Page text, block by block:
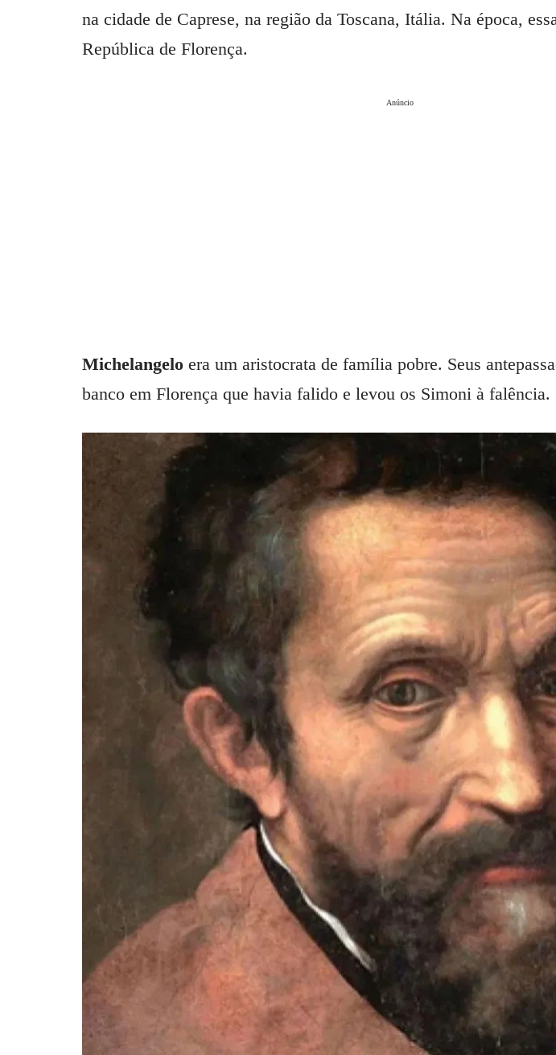
na cidade de Caprese, na região da Toscana, Itália. Na época,
República de Florença.
Anúncio
Michelangelo era um aristocrata de família pobre. Seus
banco em Florença que havia falido e levou os Simoni à falência.